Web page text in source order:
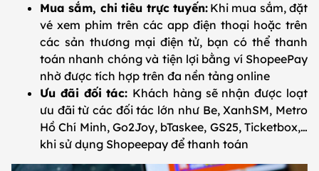
Mua sắm, chi tiêu trực tuyến: Khi mua sắm, đặt
vé xem phim trên các app điện thoại hoặc trên
các sản thương mại điện tử, bạn có thể thanh
toán nhanh chóng và tiện lợi bằng ví ShopeePay
nhờ được tích hợp trên đa nền tảng online
Ưu đãi đối tác: Khách hàng sẽ nhận được loạt
ưu đãi từ các đối tác lớn như Be, XanhSM, Metro
Hồ Chí Minh, Go2Joy, bTaskee, GS25, Ticketbox,…
khi sử dụng Shopeepay để thanh toán